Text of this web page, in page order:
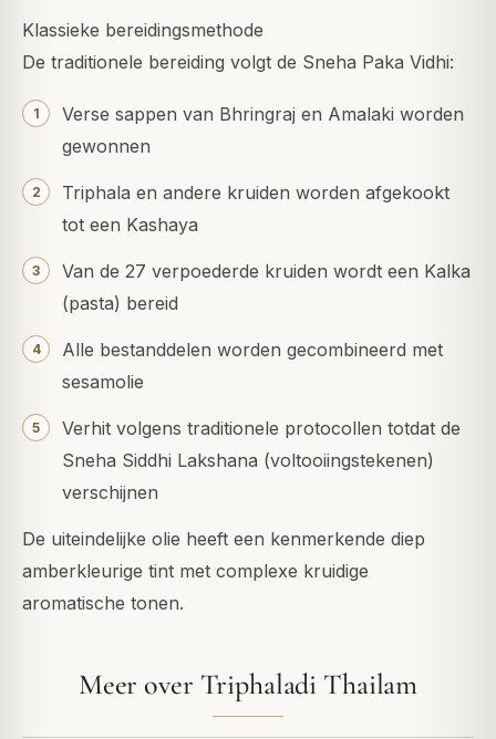
Klassieke bereidingsmethode
De traditionele bereiding volgt de Sneha Paka Vidhi:
Verse sappen van Bhringraj en Amalaki worden
gewonnen
Triphala en andere kruiden worden afgekookt
tot een Kashaya
Van de 27 verpoederde kruiden wordt een Kalka
(pasta) bereid
Alle bestanddelen worden gecombineerd met
sesamolie
Verhit volgens traditionele protocollen totdat de
Sneha Siddhi Lakshana (voltooiingstekenen)
verschijnen
De uiteindelijke olie heeft een kenmerkende diep
amberkleurige tint met complexe kruidige
aromatische tonen.
Meer over Triphaladi Thailam